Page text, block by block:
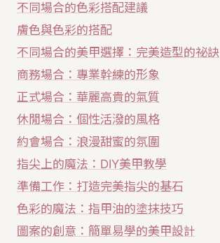
不同場合的色彩搭配建議
膚色與色彩的搭配
不同場合的美甲選擇：完美造型的祕訣
商務場合：專業幹練的形象
正式場合：華麗高貴的氣質
休閒場合：個性活潑的風格
約會場合：浪漫甜蜜的氛圍
指尖上的魔法：DIY美甲教學
準備工作：打造完美指尖的基石
色彩的魔法：指甲油的塗抹技巧
圖案的創意：簡單易學的美甲設計